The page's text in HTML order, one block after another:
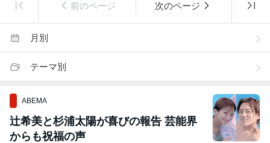
前のページ 次のページ
月別
テーマ別
ABEMA
辻希美と杉浦太陽が喜びの報告 芸能界
からも祝福の声